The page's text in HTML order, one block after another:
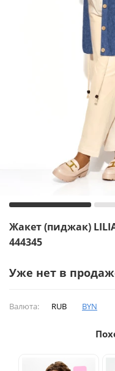
Жакет (пиджак)
444345
Уже нет в
Валюта: RUB BYN